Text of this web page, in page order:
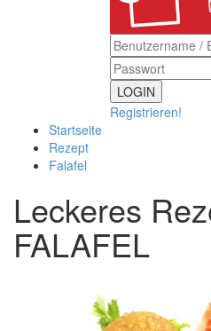
LOGIN
Registrieren!
Startseite
Rezept
Falafel
Leckeres
FALAFEL